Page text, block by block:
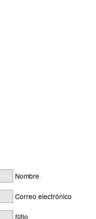
Nombre
Correo electrónico
Sitio